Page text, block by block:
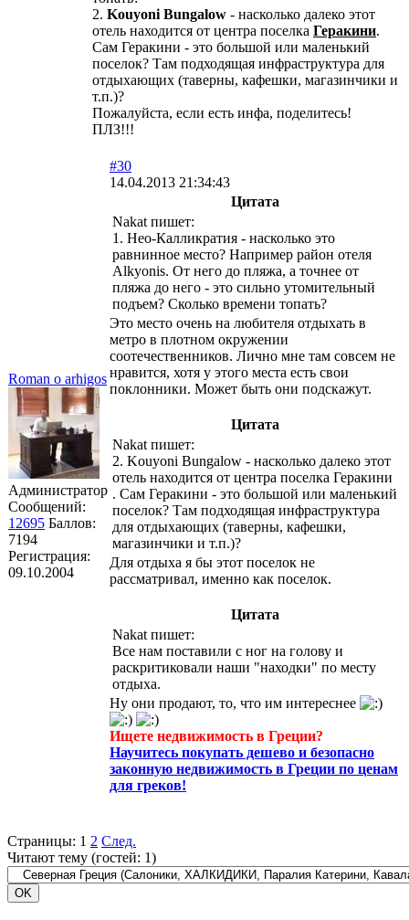
2. Kouyoni Bungalow - насколько далеко этот
отель находится от центра поселка Геракини.
Сам Геракини - это большой или маленький
поселок? Там подходящая инфраструктура для
отдыхающих (таверны, кафешки, магазинчики и
т.п.)?
Пожалуйста, если есть инфа, поделитесь!
ПЛЗ!!!
Roman o arhigos
Администратор
Сообщений:
12695 Баллов:
7194
Регистрация:
09.10.2004
#30
14.04.2013 21:34:43
Цитата
Nakat пишет:
1. Нео-Калликратия - насколько это
равнинное место? Например район отеля
Alkyonis. От него до пляжа, а точнее от
пляжа до него - это сильно утомительный
подъем? Сколько времени топать?
Это место очень на любителя отдыхать в
метро в плотном окружении
соотечественников. Лично мне там совсем не
нравится, хотя у этого места есть свои
поклонники. Может быть они подскажут.
Цитата
Nakat пишет:
2. Kouyoni Bungalow - насколько далеко этот
отель находится от центра поселка Геракини
. Сам Геракини - это большой или маленький
поселок? Там подходящая инфраструктура
для отдыхающих (таверны, кафешки,
магазинчики и т.п.)?
Для отдыха я бы этот поселок не
рассматривал, именно как поселок.
Цитата
Nakat пишет:
Все нам поставили с ног на голову и
раскритиковали наши "находки" по месту
отдыха.
Ну они продают, то, что им интереснее
Ищете недвижимость в Греции?
Научитесь покупать дешево и безопасно
законную недвижимость в Греции по ценам
для греков!
Страницы: 1 2 След.
Читают тему (гостей: 1)